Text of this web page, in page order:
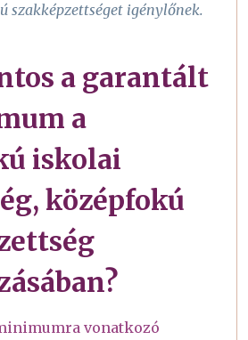
szakképzettséget igénylőnek.
a garantált
a
iskolai
középfokú
vonatkozó